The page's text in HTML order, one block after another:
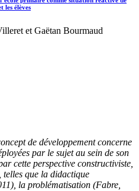
les élèves
et Gaëtan Bourmaud
de développement concerne
par le sujet au sein de son
cette perspective constructiviste,
telles que la didactique
la problématisation (Fabre,